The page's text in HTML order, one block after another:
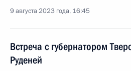
9 августа 2023 года, 16:45
Встреча с губернатором
Руденей